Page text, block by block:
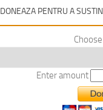
DONEAZA PENTRU A
Enter amount